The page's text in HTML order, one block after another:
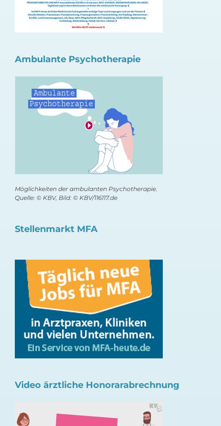
Ambulante Psychotherapie
Möglichkeiten der ambulanten Psychotherapie.
Quelle: © KBV, Bild: © KBV/116117.de
Stellenmarkt MFA
Video ärztliche Honorarabrechnung